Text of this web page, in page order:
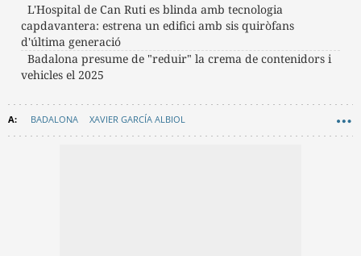
L'Hospital de Can Ruti es blinda amb tecnologia
capdavantera: estrena un edifici amb sis quiròfans
d'última generació
Badalona presume de "reduir" la crema de contenidors i
vehicles el 2025
BADALONA XAVIER GARCÍA ALBIOL